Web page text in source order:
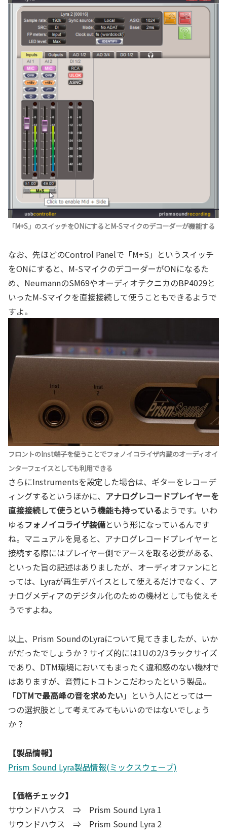
「M+S」のスイッチをONにするとM-Sマイクのデコーダーが機能する
なお、先ほどのControl Panelで「M+S」というスイッチ
をONにすると、M-SマイクのデコーダーがONになるた
め、NeumannのSM69やオーディオテクニカのBP4029と
いったM-Sマイクを直接接続して使うこともできるようで
すよ。
フロントのInst端子を使うことでフォノイコライザ内蔵のオーディオイ
ンターフェイスとしても利用できる
さらにInstrumentsを設定した場合は、ギターをレコーデ
ィングするというほかに、 アナログレコードプレイヤーを
直接接続して使うという機能も持っているようです。いわ
ゆるフォノイコライザ装備という形になっているんです
ね。マニュアルを見ると、アナログレコードプレイヤーと
接続する際にはプレイヤー側でアースを取る必要がある、
といった旨の記述はありましたが、オーディオファンにと
っては、Lyraが再生デバイスとして使えるだけでなく、ア
ナログメディアのデジタル化のための機材としても使えそ
うですよね。
以上、Prism SoundのLyraについて見てきましたが、いか
がだったでしょうか？サイズ的には1Uの2/3ラックサイズ
であり、DTM環境においてもまったく違和感のない機材で
はありますが、音質にトコトンこだわったという製品。
「DTMで最高峰の音を求めたい 」という人にとっては一
つの選択肢として考えてみてもいいのではないでしょう
か？
【製品情報】
Prism Sound Lyra製品情報(ミックスウェーブ)
【価格チェック】
サウンドハウス ⇒ Prism Sound Lyra 1
サウンドハウス ⇒ Prism Sound Lyra 2